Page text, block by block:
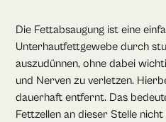
Die Fettabsaugung ist eine
Unterhautfettgewebe durch
auszudünnen, ohne dabei
und Nerven zu verletzen.
dauerhaft entfernt. Das
Fettzellen an dieser Stelle